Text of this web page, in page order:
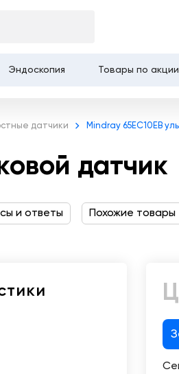
Эндоскопия Товары по акции
датчики Mindray 65EC10EB
датчик
и ответы Похожие товары